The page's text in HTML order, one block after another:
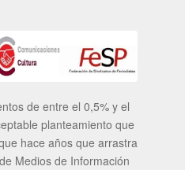
de entre el 0,5% y el
planteamiento que
hace años que arrastra
Medios de Información